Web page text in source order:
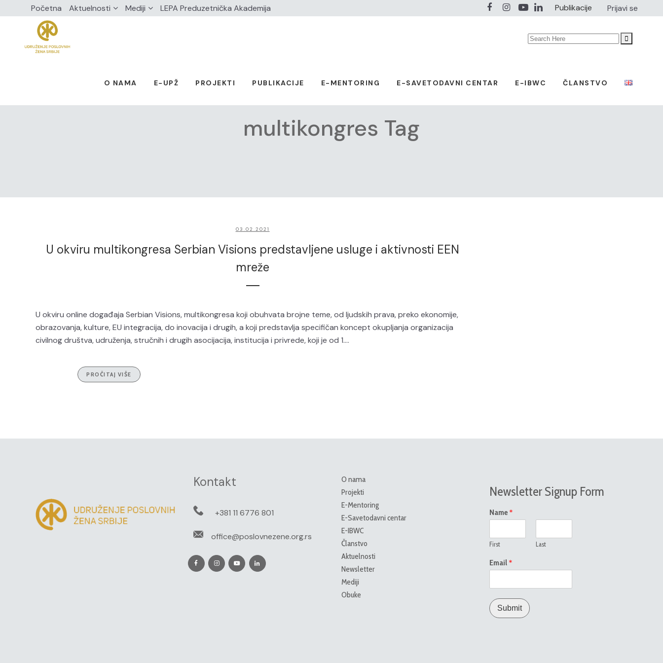
Početna Aktuelnosti Mediji LEPA Preduzetnička Akademija Publikacije Prijavi se
Search
O NAMA E-UPŽ PROJEKTI PUBLIKACIJE E-MENTORING E-SAVETODAVNI CENTAR E-IBWC ČLANSTVO
multikongres Tag
03.02.2021
U okviru multikongresa Serbian Visions predstavljene usluge i aktivnosti EEN
mreže
U okviru online događaja Serbian Visions, multikongresa koji obuhvata brojne teme, od ljudskih prava, preko ekonomije,
obrazovanja, kulture, EU integracija, do inovacija i drugih, a koji predstavlja specifičan koncept okupljanja organizacija
civilnog društva, udruženja, stručnih i drugih asocijacija, institucija i privrede, koji je od 1....
PROČITAJ VIŠE
Kontakt
+381 11 6776 801
office@poslovnezene.org.rs
O nama
Projekti
E-Mentoring
E-Savetodavni centar
E-IBWC
Članstvo
Aktuelnosti
Newsletter
Mediji
Obuke
Newsletter Signup Form
Name *
First Last
Email *
Submit